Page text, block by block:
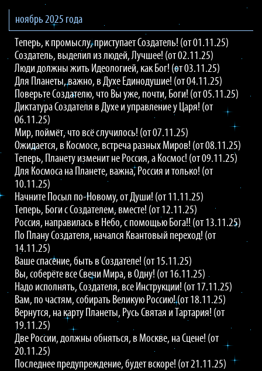
ноябрь 2025 года
Теперь, к промыслу, приступает Создатель! (от 01.11.25)
Создатель, выделил из людей, Лучшее! (от 02.11.25)
Люди должны жить Идеологией, как Бог! (от 03.11.25)
Для Планеты, важно, в Духе Единодушие! (от 04.11.25)
Поверьте Создателю, что Вы уже, почти, Боги! (от 05.11.25)
Диктатура Создателя в Духе и управление у Царя! (от
06.11.25)
Мир, поймёт, что всё случилось! (от 07.11.25)
Ожидается, в Космосе, встреча разных Миров! (от 08.11.25)
Теперь, Планету изменит не Россия, а Космос! (от 09.11.25)
Для Космоса на Планете, важна, Россия и только! (от
10.11.25)
Начните Посыл по-Новому, от Души! (от 11.11.25)
Теперь, Боги с Создателем, вместе! (от 12.11.25)
Россия, направилась в Небо, с помощью Бога!! (от 13.11.25)
По Плану Создателя, начался Квантовый переход! (от
14.11.25)
Ваше спасение, быть в Создателе! (от 15.11.25)
Вы, соберёте все Свечи Мира, в Одну! (от 16.11.25)
Надо исполнять, Создателя, все Инструкции! (от 17.11.25)
Вам, по частям, собирать Великую Россию! (от 18.11.25)
Вернутся, на карту Планеты, Русь Святая и Тартария! (от
19.11.25)
Две России, должны обняться, в Москве, на Сцене! (от
20.11.25)
Последнее предупреждение, будет вскоре! (от 21.11.25)